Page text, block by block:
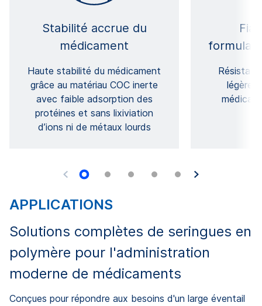
Stabilité accrue du
médicament
Haute stabilité du médicament
grâce au matériau COC inerte
avec faible adsorption des
protéines et sans lixiviation
d’ions ni de métaux lourds
APPLICATIONS
Solutions complètes de seringues en
polymère pour l'administration
moderne de médicaments
Conçues pour répondre aux besoins d'un large éventail